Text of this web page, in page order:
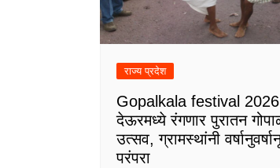
राज्य प्रदेश
Gopalkala festival 2026
देऊरमध्ये रंगणार पुरातन
उत्सव, ग्रामस्थांनी
परंपरा